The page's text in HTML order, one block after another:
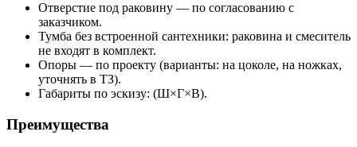
Отверстие под раковину — по согласованию с
заказчиком.
Тумба без встроенной сантехники: раковина и смеситель
не входят в комплект.
Опоры — по проекту (варианты: на цоколе, на ножках,
уточнять в ТЗ).
Габариты по эскизу: (Ш×Г×В).
Преимущества